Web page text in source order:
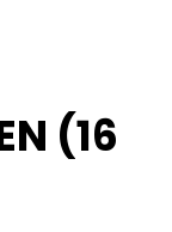
(16